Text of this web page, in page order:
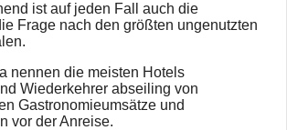
ist auf jeden Fall auch die
Frage nach den größten ungenutzten
nennen die meisten Hotels
Wiederkehrer abseiling von
Gastronomieumsätze und
vor der Anreise.